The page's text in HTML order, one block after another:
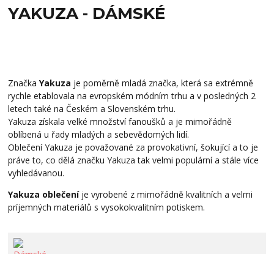
YAKUZA - DÁMSKÉ
Značka Yakuza je poměrně mladá značka, která sa extrémně
rychle etablovala na evropském módním trhu a v posledných 2
letech také na Českém a Slovenském trhu.
Yakuza získala velké množství fanoušků a je mimořádně
oblíbená u řady mladých a sebevědomých lidí.
Oblečení Yakuza je považované za provokativní, šokující a to je
práve to, co dělá značku Yakuza tak velmi populární a stále více
vyhledávanou.
Yakuza oblečeníje vyrobené z mimořádně kvalitních a velmi
príjemných materiálů s vysokokvalitním potiskem.